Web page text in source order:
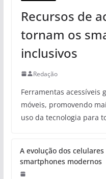
Recursos de
tornam os
inclusivos
Redação
Ferramentas acessíveis
móveis, promovendo
uso da tecnologia para
A evolução dos
smartphones modernos